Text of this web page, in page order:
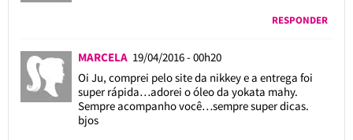
RESPONDER
MARCELA 19/04/2016 - 00h20
Oi Ju, comprei pelo site da nikkey e a entrega foi
super rápida…adorei o óleo da yokata mahy.
Sempre acompanho você…sempre super dicas.
bjos